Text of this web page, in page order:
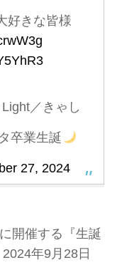
好きな皆様
／きゃし
卒業生誕
27, 2024
開催する『生誕
年9月28日